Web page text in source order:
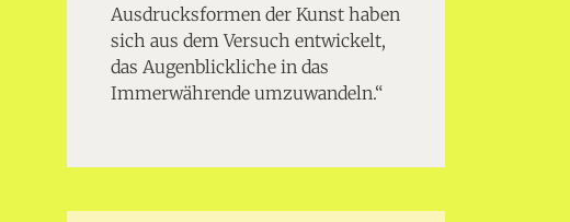
Ausdrucksformen der Kunst haben
sich aus dem Versuch entwickelt,
das Augenblickliche in das
Immerwährende umzuwandeln.“